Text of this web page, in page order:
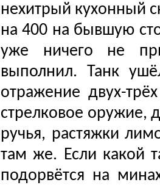
нехитрый кухонный
на 400 на бывшую
уже ничего не
выполнил. Танк
отражение двух-
стрелковое оружие,
ручья, растяжки
там же. Если какой
подорвётся на